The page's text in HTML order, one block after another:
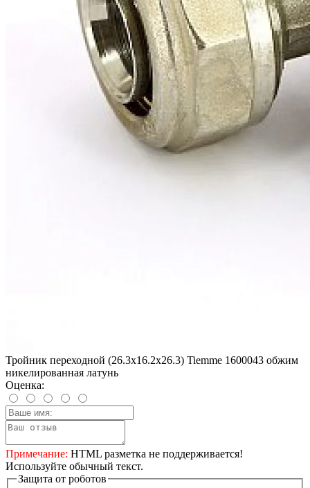
Тройник переходной (26.3х16.2х26.3) Tiemme 1600043 обжим
никелированная латунь
Оценка:
Примечание: HTML разметка не поддерживается!
Используйте обычный текст.
Защита от роботов